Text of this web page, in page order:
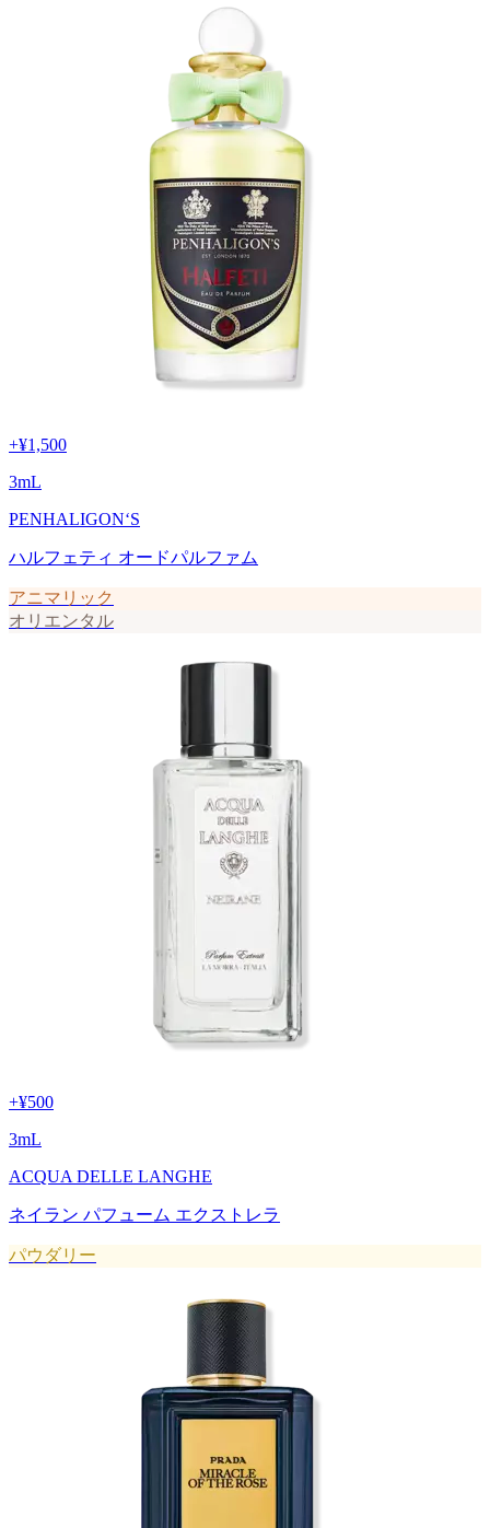
+¥1,500
3mL
PENHALIGON‘S
ハルフェティ オードパルファム
アニマリック
オリエンタル
+¥500
3mL
ACQUA DELLE LANGHE
ネイラン パフューム エクストレラ
パウダリー